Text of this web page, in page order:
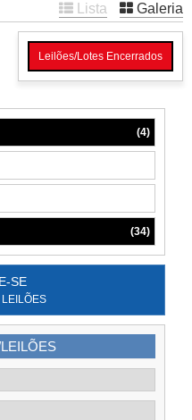
Lista Galeria
Leilões/Lotes Encerrados
(4)
(34)
SE